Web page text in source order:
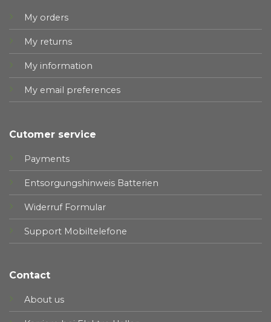
My orders
My returns
My information
My email preferences
Cutomer service
Payments
Entsorgungshinweis Batterien
Widerruf Formular
Support Mobiltelefone
Contact
About us